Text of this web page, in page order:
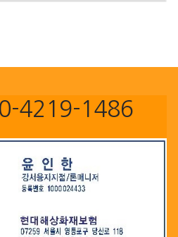
4219-1486